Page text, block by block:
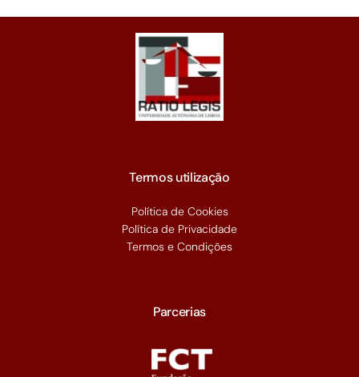
Termos utilização
Política de Cookies
Política de Privacidade
Termos e Condições
Parcerias